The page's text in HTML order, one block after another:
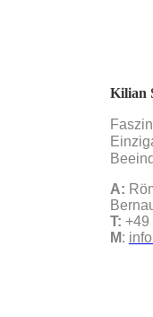
Kilian
A:
T: +49
M:
newsletter
contact &